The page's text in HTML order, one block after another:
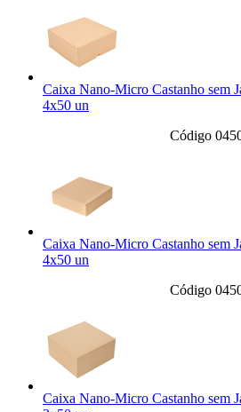
Caixa Nano-Micro Castanho sem
4x50 un
Código
Caixa Nano-Micro Castanho sem
4x50 un
Código
Caixa Nano-Micro Castanho sem